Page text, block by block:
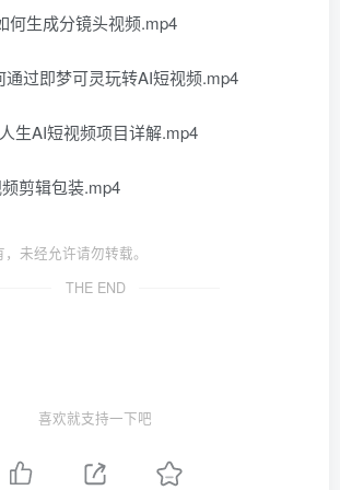
何生成分镜头视频.mp4
通过即梦可灵玩转AI短视频.mp4
生AI短视频项目详解.mp4
剪辑包装.mp4
未经允许请勿转载。
THE END
喜欢就支持一下吧